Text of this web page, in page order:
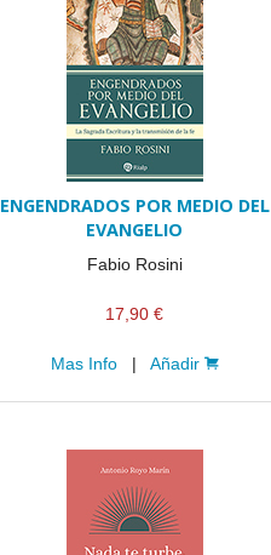
ENGENDRADOS POR MEDIO DEL
EVANGELIO
Fabio Rosini
17,90 €
Mas Info| Añadir